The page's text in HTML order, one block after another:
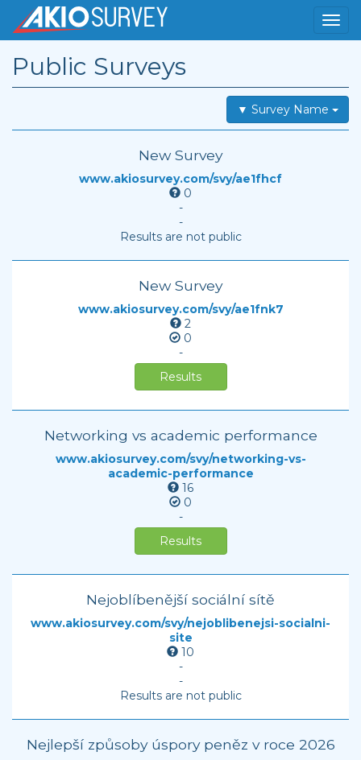
Public Surveys
▼ Survey Name
New Survey
www.akiosurvey.com/svy/ae1fhcf
0
-
-
Results are not public
New Survey
www.akiosurvey.com/svy/ae1fnk7
2
0
-
Results
Networking vs academic performance
www.akiosurvey.com/svy/networking-vs-
academic-performance
16
0
-
Results
Nejoblíbenější sociální sítě
www.akiosurvey.com/svy/nejoblibenejsi-socialni-
site
10
-
-
Results are not public
Nejlepší způsoby úspory peněz v roce 2026